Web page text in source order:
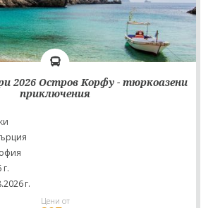
2026 Остров Корфу - тюркоазени
приключения
г.
Цени от